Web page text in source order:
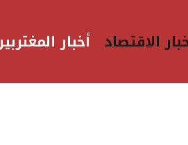
الاقتصاد أخبار